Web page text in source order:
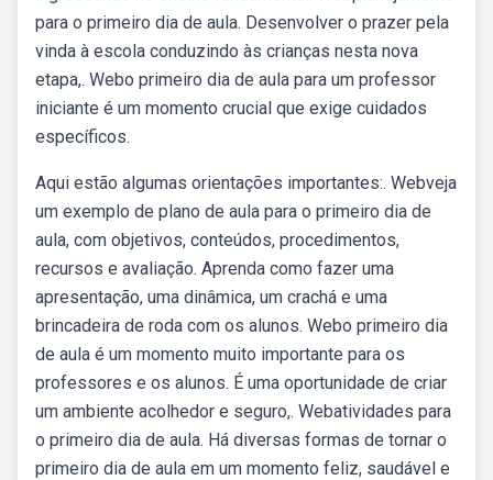
para o primeiro dia de aula. Desenvolver o prazer pela
vinda à escola conduzindo às crianças nesta nova
etapa,. Webo primeiro dia de aula para um professor
iniciante é um momento crucial que exige cuidados
específicos.
Aqui estão algumas orientações importantes:. Webveja
um exemplo de plano de aula para o primeiro dia de
aula, com objetivos, conteúdos, procedimentos,
recursos e avaliação. Aprenda como fazer uma
apresentação, uma dinâmica, um crachá e uma
brincadeira de roda com os alunos. Webo primeiro dia
de aula é um momento muito importante para os
professores e os alunos. É uma oportunidade de criar
um ambiente acolhedor e seguro,. Webatividades para
o primeiro dia de aula. Há diversas formas de tornar o
primeiro dia de aula em um momento feliz, saudável e